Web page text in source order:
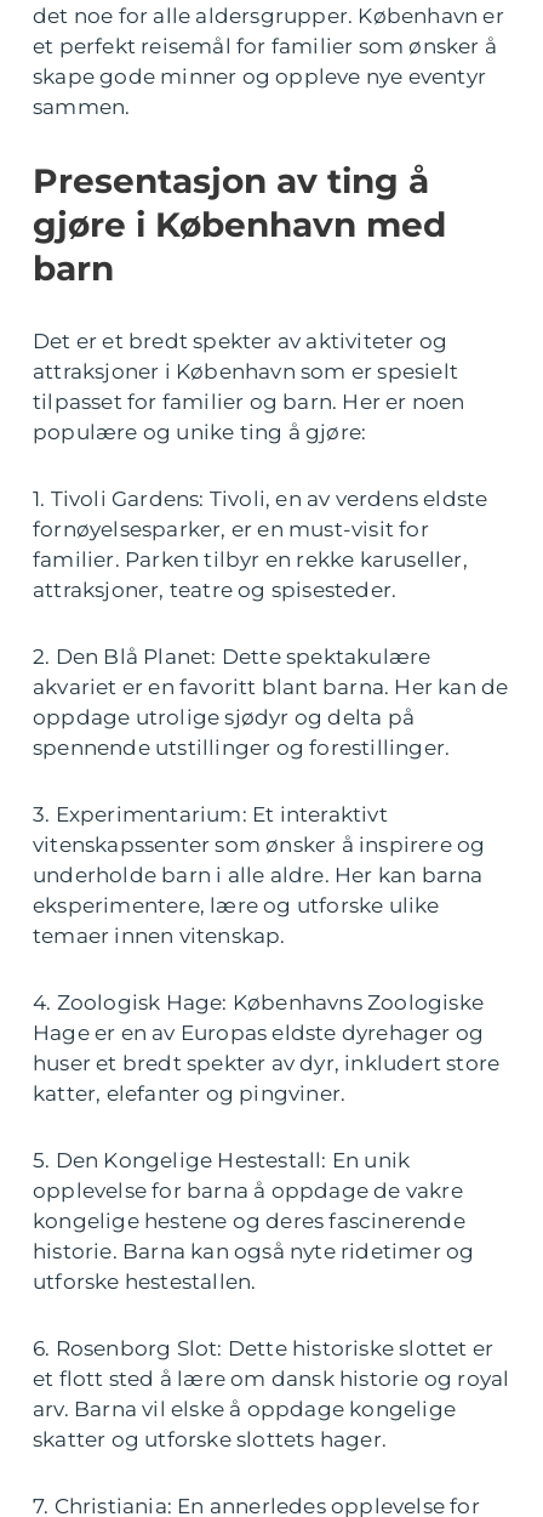
det noe for alle aldersgrupper. København er
et perfekt reisemål for familier som ønsker å
skape gode minner og oppleve nye eventyr
sammen.
Presentasjon av ting å
gjøre i København med
barn
Det er et bredt spekter av aktiviteter og
attraksjoner i København som er spesielt
tilpasset for familier og barn. Her er noen
populære og unike ting å gjøre:
1. Tivoli Gardens: Tivoli, en av verdens eldste
fornøyelsesparker, er en must-visit for
familier. Parken tilbyr en rekke karuseller,
attraksjoner, teatre og spisesteder.
2. Den Blå Planet: Dette spektakulære
akvariet er en favoritt blant barna. Her kan de
oppdage utrolige sjødyr og delta på
spennende utstillinger og forestillinger.
3. Experimentarium: Et interaktivt
vitenskapssenter som ønsker å inspirere og
underholde barn i alle aldre. Her kan barna
eksperimentere, lære og utforske ulike
temaer innen vitenskap.
4. Zoologisk Hage: Københavns Zoologiske
Hage er en av Europas eldste dyrehager og
huser et bredt spekter av dyr, inkludert store
katter, elefanter og pingviner.
5. Den Kongelige Hestestall: En unik
opplevelse for barna å oppdage de vakre
kongelige hestene og deres fascinerende
historie. Barna kan også nyte ridetimer og
utforske hestestallen.
6. Rosenborg Slot: Dette historiske slottet er
et flott sted å lære om dansk historie og royal
arv. Barna vil elske å oppdage kongelige
skatter og utforske slottets hager.
7. Christiania: En annerledes opplevelse for